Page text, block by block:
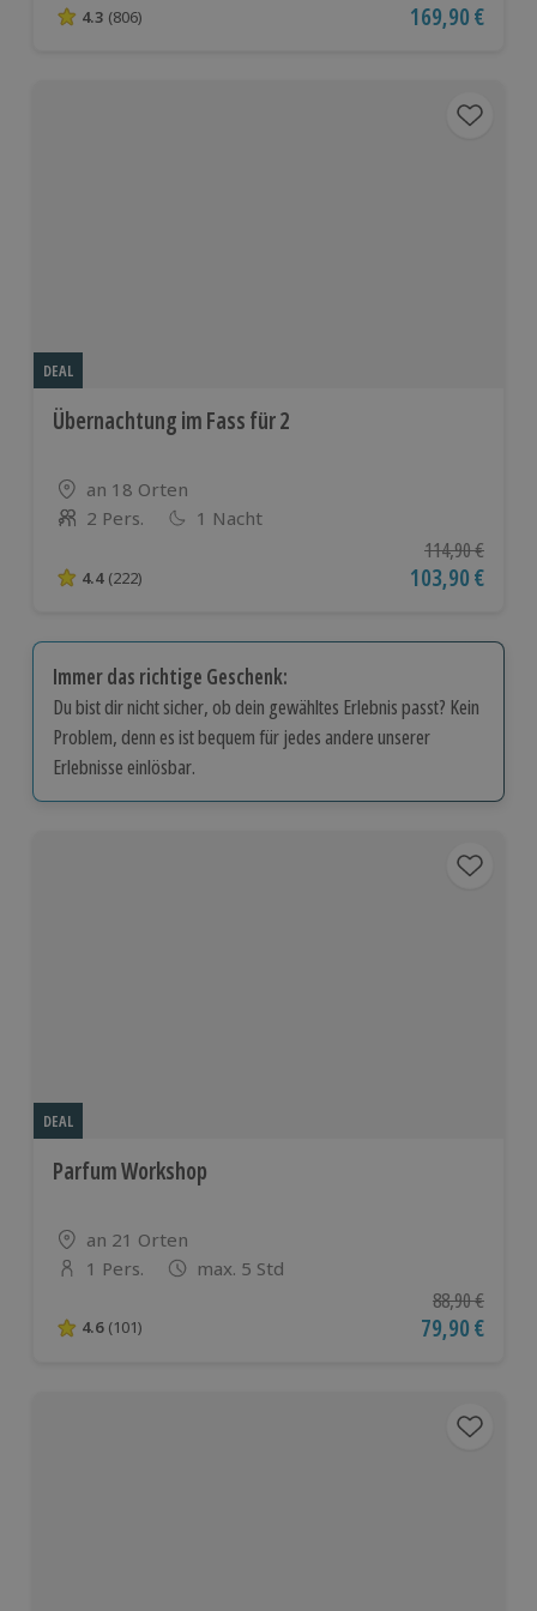
4.3 von 5 Sternen basierend auf 806 Bewertungen
4.3 (806) Aktueller Preis
169,90 €
DEAL
Übernachtung im Fass für 2
Standort
an 18 Orten
Anzahl der Teilnehmer
2 Pers. 1 Nacht
4.4 von 5 Sternen basierend auf 222 Bewertungen
4.4 (222)
Ursprünglicher
114,90 €
Aktueller Preis
103,90 €
Immer das richtige Geschenk:
Du bist dir nicht sicher, ob dein gewähltes Erlebnis passt? Kein
Problem, denn es ist bequem für jedes andere unserer
Erlebnisse einlösbar.
DEAL
Parfum Workshop
Standort
an 21 Orten
Anzahl der Teilnehmer
1 Pers. max. 5 Std
4.6 von 5 Sternen basierend auf 101 Bewertungen
4.6 (101)
88,90 €
Aktueller
79,90 €